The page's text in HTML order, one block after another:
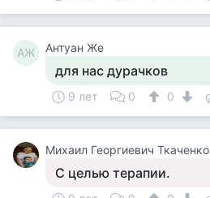
АЖ Антуан Же
для нас дурачков
9 лет 0 0
Михаил Георгиевич Ткаченко
С целью терапии.